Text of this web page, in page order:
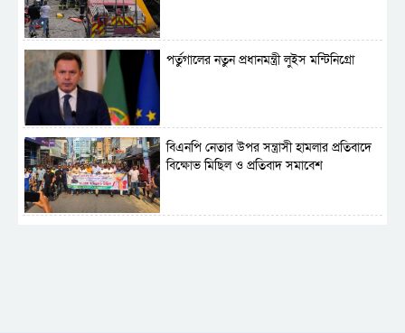
পর্তুগালের নতুন প্রধানমন্ত্রী লুইস মন্টিনিগ্রো
বিএনপি নেতার উপর সন্ত্রাসী হামলার প্রতিবাদে
বিক্ষোভ মিছিল ও প্রতিবাদ সমাবেশ